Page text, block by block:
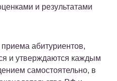
и результатами
абитуриентов,
и утверждаются каждым
самостоятельно, в